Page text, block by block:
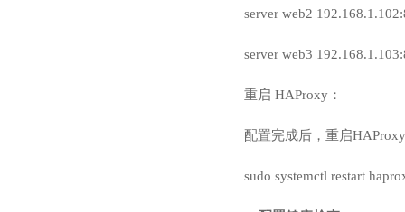
server web2
server web3
重启 HAProxy：
配置完成后，重启
sudo systemctl restart